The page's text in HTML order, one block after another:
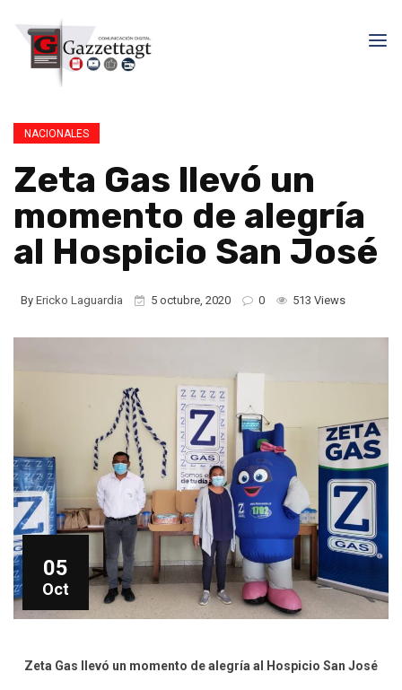
NACIONALES
Zeta Gas llevó un
momento de alegría
al Hospicio San José
By Ericko Laguardia 5 octubre, 2020 0 513 Views
05
Oct
Zeta Gas llevó un momento de alegría al Hospicio San José